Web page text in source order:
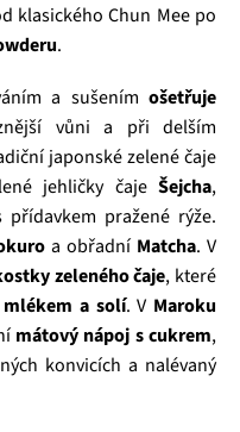
klasického Chun Mee po
.
a sušením ošetřuje
vůni a při delším
japonské zelené čaje
jehličky čajeŠejcha,
přídavkem pražené rýže.
a obřadní Matcha. V
zeleného čaje, které
mlékem a solí. V Maroku
mátový nápoj s cukrem,
konvicích a nalévaný